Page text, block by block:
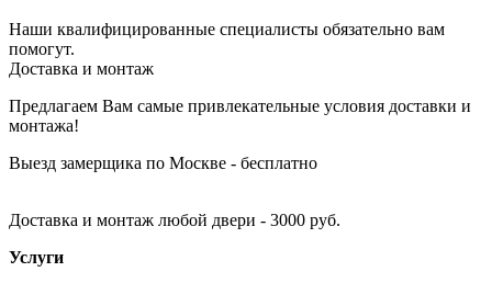
Наши квалифицированные специалисты обязательно вам
помогут.
Доставка и монтаж
Предлагаем Вам самые привлекательные условия доставки и
монтажа!
Выезд замерщика по Москве - бесплатно
Доставка и монтаж любой двери - 3000 руб.
Услуги